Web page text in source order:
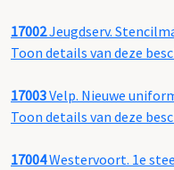
17002Jeugdserv.
Toon details van deze
17003Velp. Nieuwe
Toon details van deze
17004Westervoort. 1e